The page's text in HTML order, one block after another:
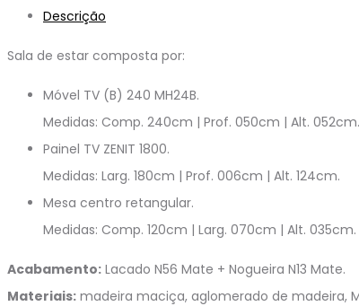
Descrição
Sala de estar composta por:
Móvel TV (B) 240 MH24B.
Medidas: Comp. 240cm | Prof. 050cm | Alt. 052cm.
Painel TV ZENIT 1800.
Medidas: Larg. 180cm | Prof. 006cm | Alt. 124cm.
Mesa centro retangular.
Medidas: Comp. 120cm | Larg. 070cm | Alt. 035cm.
Acabamento: Lacado N56 Mate + Nogueira N13 Mate.
Materiais: madeira maciça, aglomerado de madeira,